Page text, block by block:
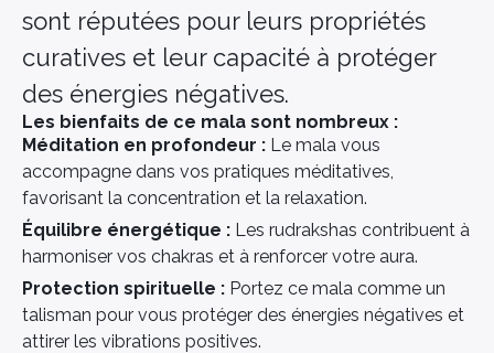
sont réputées pour leurs propriétés
curatives et leur capacité à protéger
des énergies négatives.
Les bienfaits de ce mala sont nombreux :
Méditation en profondeur : Le mala vous
accompagne dans vos pratiques méditatives,
favorisant la concentration et la relaxation.
Équilibre énergétique : Les rudrakshas contribuent à
harmoniser vos chakras et à renforcer votre aura.
Protection spirituelle : Portez ce mala comme un
talisman pour vous protéger des énergies négatives et
attirer les vibrations positives.